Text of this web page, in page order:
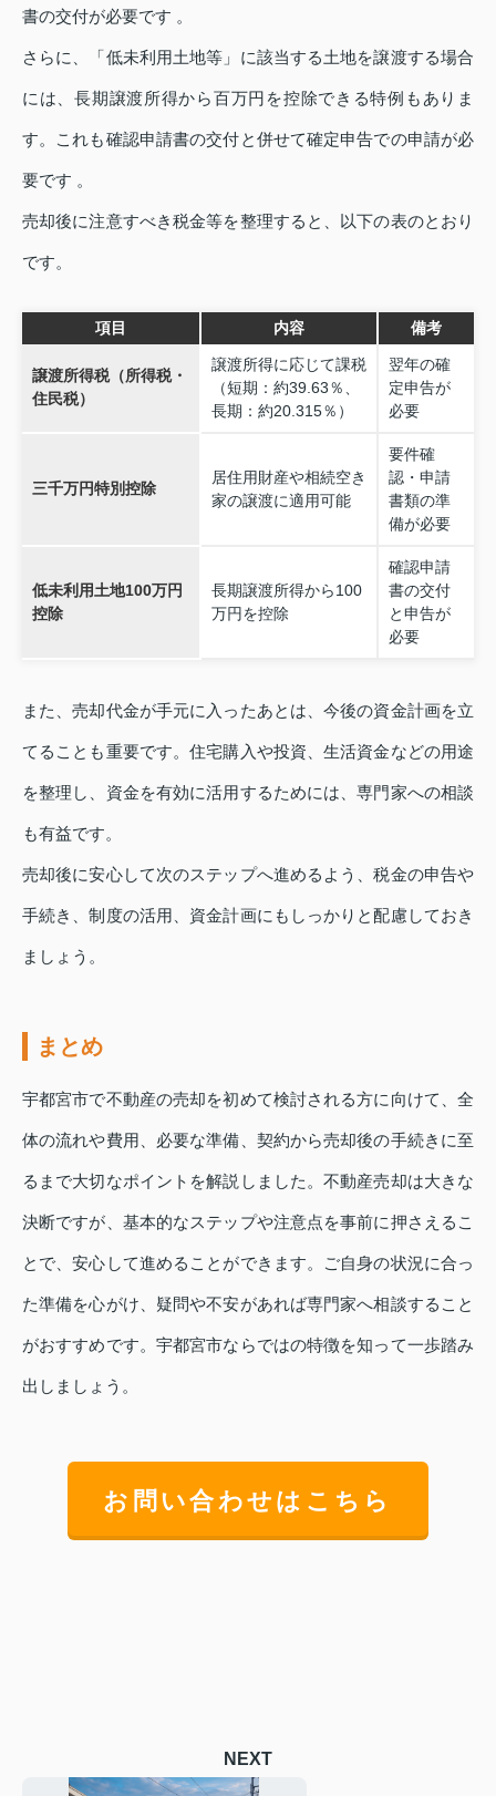
書の交付が必要です 。
さらに、「低未利用土地等」に該当する土地を譲渡する場合
には、長期譲渡所得から百万円を控除できる特例もありま
す。これも確認申請書の交付と併せて確定申告での申請が必
要です 。
売却後に注意すべき税金等を整理すると、以下の表のとおり
です。
項目 内容 備考
譲渡所得税（所得税・
住民税）
譲渡所得に応じて課税
（短期：約39.63％、
長期：約20.315％）
翌年の確
定申告が
必要
三千万円特別控除
居住用財産や相続空き
家の譲渡に適用可能
要件確
認・申請
書類の準
備が必要
低未利用土地100万円
控除
長期譲渡所得から100
万円を控除
確認申請
書の交付
と申告が
必要
また、売却代金が手元に入ったあとは、今後の資金計画を立
てることも重要です。住宅購入や投資、生活資金などの用途
を整理し、資金を有効に活用するためには、専門家への相談
も有益です。
売却後に安心して次のステップへ進めるよう、税金の申告や
手続き、制度の活用、資金計画にもしっかりと配慮しておき
ましょう。
まとめ
宇都宮市で不動産の売却を初めて検討される方に向けて、全
体の流れや費用、必要な準備、契約から売却後の手続きに至
るまで大切なポイントを解説しました。不動産売却は大きな
決断ですが、基本的なステップや注意点を事前に押さえるこ
とで、安心して進めることができます。ご自身の状況に合っ
た準備を心がけ、疑問や不安があれば専門家へ相談すること
がおすすめです。宇都宮市ならではの特徴を知って一歩踏み
出しましょう。
お問い合わせはこちら
NEXT